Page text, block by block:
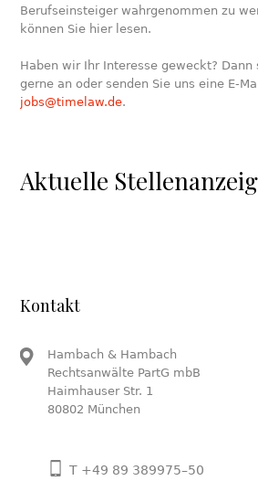
Berufseinsteiger wahrgenommen zu
können Sie hier lesen.
Haben wir Ihr Interesse geweckt? Dann
gerne an oder senden Sie uns eine E-
jobs@timelaw.de.
Aktuelle
Kontakt
Hambach & Hambach
Rechtsanwälte PartG mbB
Haimhauser Str. 1
80802 München
T +49 89 389975–50